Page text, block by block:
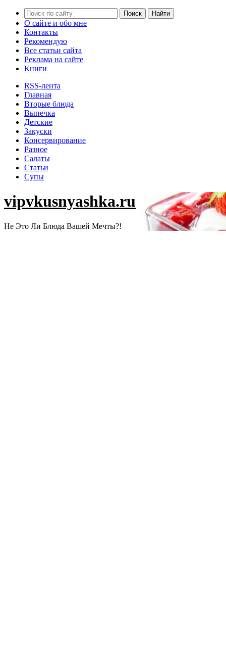
О сайте и обо мне
Контакты
Рекомендую
Все статьи сайта
Реклама на сайте
Книги
RSS-лента
Главная
Вторые блюда
Выпечка
Детские
Закуски
Консервирование
Разное
Салаты
Статьи
Супы
vipvkusnyashka.ru
Не Это Ли Блюда Вашей Мечты?!